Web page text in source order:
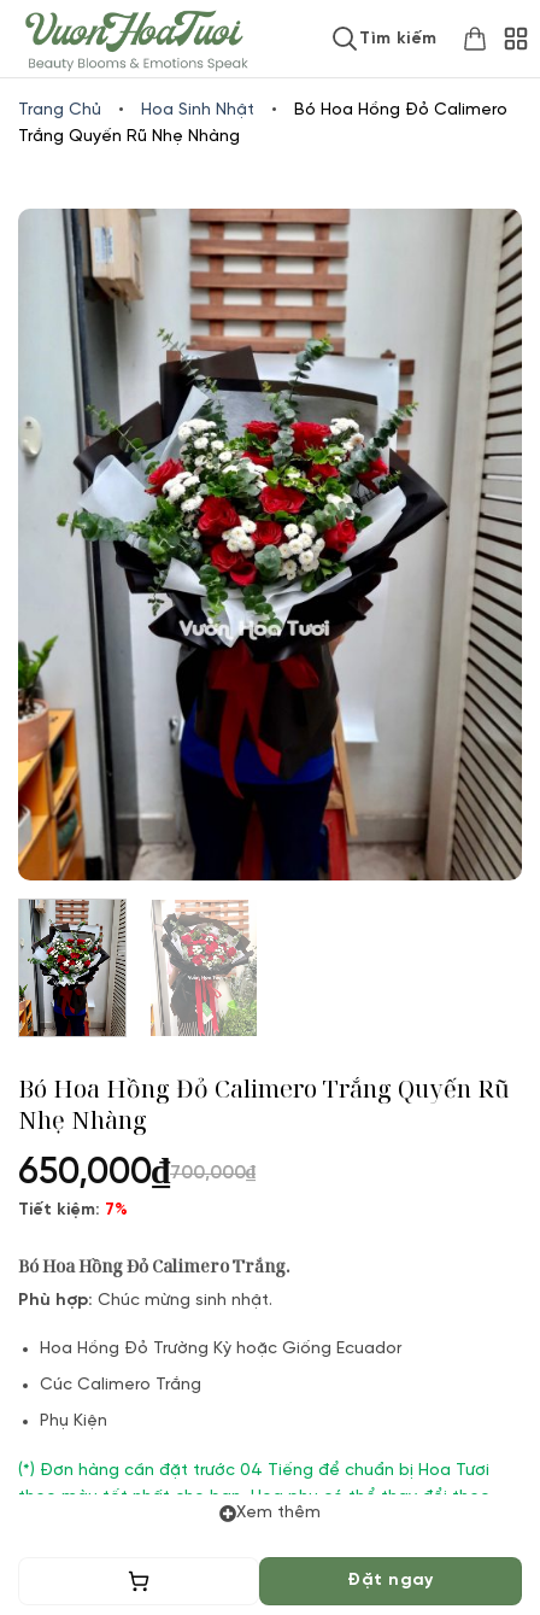
www.vuonhoatuoi.vnSkip
to
content
Tìm kiếm
Trang Chủ • Hoa Sinh Nhật •
Bó Hoa Hồng Đỏ Calimero
Trắng Quyến Rũ Nhẹ Nhàng
Bó Hoa Hồng Đỏ Calimero Trắng Quyến Rũ
Nhẹ Nhàng
650,000₫700,000₫
Tiết kiệm: 7%
Bó Hoa Hồng Đỏ Calimero Trắng.
Phù hợp: Chúc mừng sinh nhật.
Hoa Hồng Đỏ Trường Kỳ hoặc Giống Ecuador
Cúc Calimero Trắng
Phụ Kiện
(*) Đơn hàng cần đặt trước 04 Tiếng để chuẩn bị Hoa Tươi
theo màu tốt nhất cho bạn, Hoa phụ có thể thay đổi theo
Mùa vụ. Vườn Hoa Tươi đảm bảo phong cách cắm, tone màu
khách hàng xác nhận trước khi cắm.
Xem thêm
Thêm vào giỏ Đặt ngay